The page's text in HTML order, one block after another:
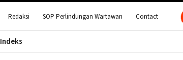
Redaksi SOP Perlindungan Wartawan Contact
Indeks